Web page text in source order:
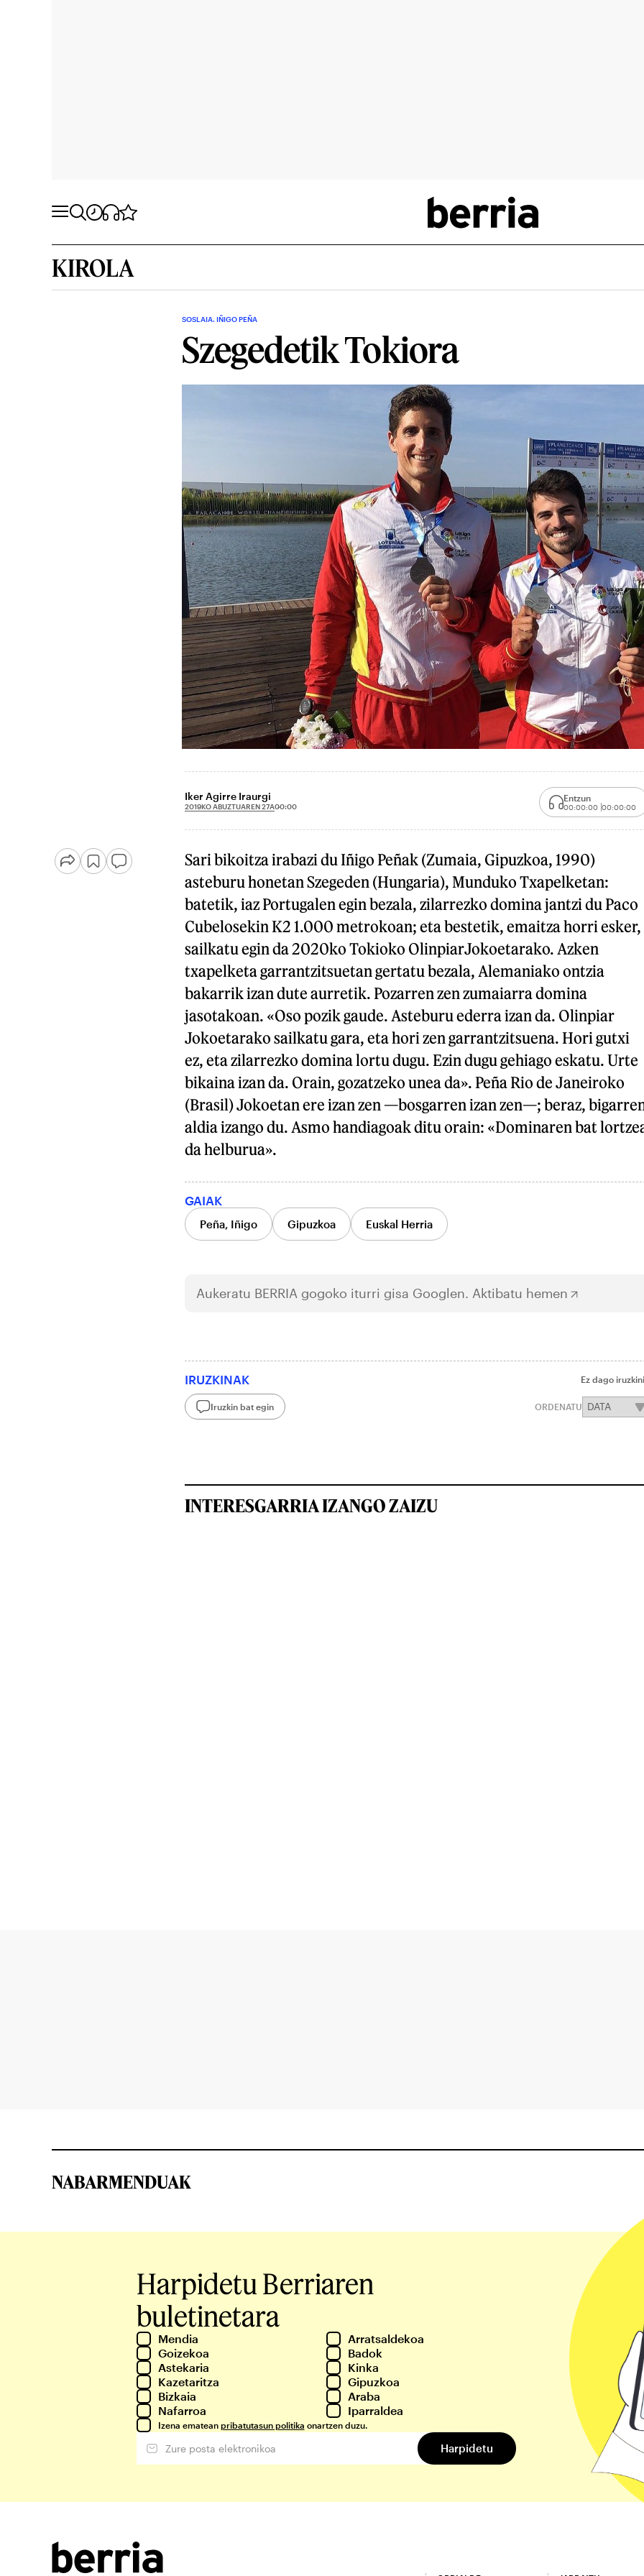
KIROLA
SOSLAIA. IÑIGO PEÑA
Szegedetik Tokiora
Iker Agirre Iraurgi
2019KO ABUZTUAREN 27A00:00
Entzun
00:00:00 00:00:00
Sari bikoitza irabazi du Iñigo Peñak (Zumaia, Gipuzkoa, 1990)
asteburu honetan Szegeden (Hungaria), Munduko Txapelketan:
batetik, iaz Portugalen egin bezala, zilarrezko domina jantzi du Paco
Cubelosekin K2 1.000 metrokoan; eta bestetik, emaitza horri esker,
sailkatu egin da 2020ko Tokioko OlinpiarJokoetarako. Azken
txapelketa garrantzitsuetan gertatu bezala, Alemaniako ontzia
bakarrik izan dute aurretik. Pozarren zen zumaiarra domina
jasotakoan. «Oso pozik gaude. Asteburu ederra izan da. Olinpiar
Jokoetarako sailkatu gara, eta hori zen garrantzitsuena. Hori gutxi
ez, eta zilarrezko domina lortu dugu. Ezin dugu gehiago eskatu. Urte
bikaina izan da. Orain, gozatzeko unea da». Peña Rio de Janeiroko
(Brasil) Jokoetan ere izan zen —bosgarren izan zen—; beraz,
aldia izango du. Asmo handiagoak ditu orain: «Dominaren bat
da helburua».
GAIAK
Peña, Iñigo Gipuzkoa Euskal Herria
Aukeratu BERRIA gogoko iturri gisa Googlen. Aktibatu hemen
IRUZKINAK Ez dago
Iruzkin bat egin ORDENATU
INTERESGARRIA IZANGO ZAIZU
NABARMENDUAK
Harpidetu Berriaren
buletinetara
Mendia
Arratsaldekoa
Goizekoa
Badok
Astekaria
Kinka
Kazetaritza
Gipuzkoa
Bizkaia
Araba
Nafarroa
Iparraldea
Izena ematean pribatutasun politika onartzen duzu.